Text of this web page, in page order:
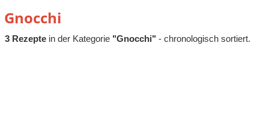
Gnocchi
3 Rezeptein der Kategorie "Gnocchi" - chronologisch sortiert.